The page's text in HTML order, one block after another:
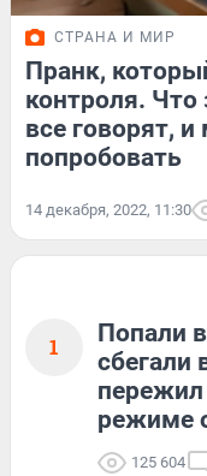
СТРАНА И МИР
Пранк,
контроля. Что
все говорят,
попробовать
14 декабря, 2022, 11:30
1
Попали
сбегали
режиме
125 604